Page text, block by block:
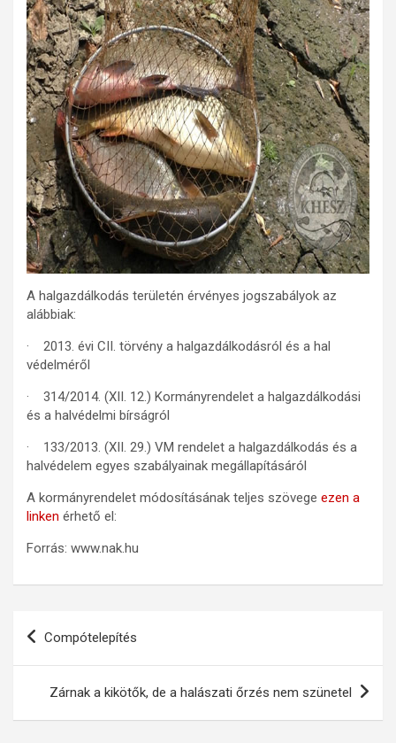
A halgazdálkodás területén érvényes jogszabályok az
alábbiak:
· 2013. évi CII. törvény a halgazdálkodásról és a hal
védelméről
· 314/2014. (XII. 12.) Kormányrendelet a halgazdálkodási
és a halvédelmi bírságról
· 133/2013. (XII. 29.) VM rendelet a halgazdálkodás és a
halvédelem egyes szabályainak megállapításáról
A kormányrendelet módosításának teljes szövege ezen a
linken érhető el:
Forrás: www.nak.hu
Bejegyzés
navigáció
Compótelepítés
Zárnak a kikötők, de a halászati őrzés nem szünetel